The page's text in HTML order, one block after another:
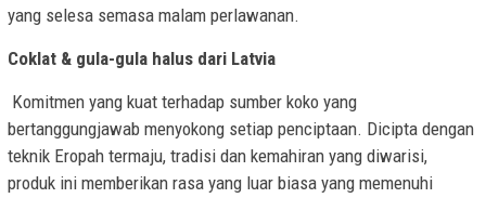
yang selesa semasa malam perlawanan.
Coklat & gula-gula halus dari Latvia
Komitmen yang kuat terhadap sumber koko yang
bertanggungjawab menyokong setiap penciptaan. Dicipta dengan
teknik Eropah termaju, tradisi dan kemahiran yang diwarisi,
produk ini memberikan rasa yang luar biasa yang memenuhi